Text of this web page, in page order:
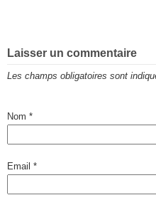
Laisser un commentaire
Les champs obligatoires sont
Nom *
Email *